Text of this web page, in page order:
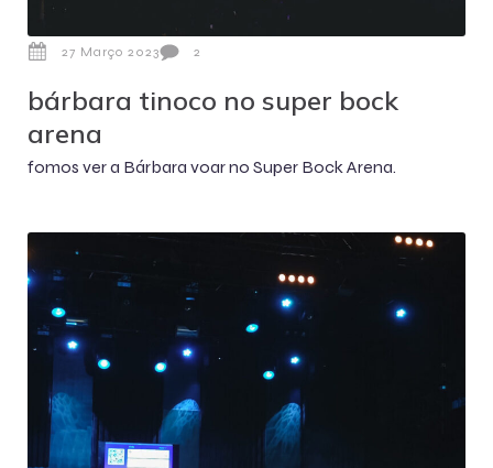
27 Março 2023 2
bárbara tinoco no super bock
arena
fomos ver a Bárbara voar no Super Bock Arena.